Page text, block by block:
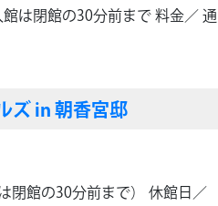
は閉館の30分前まで 料金／ 通
ズ in 朝香宮邸
閉館の30分前まで） 休館日／